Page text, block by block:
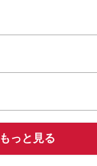
もっと見る